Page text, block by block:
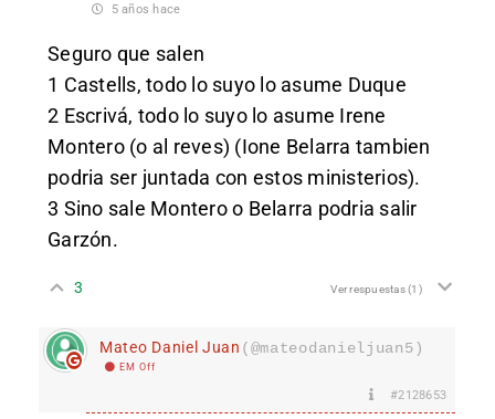
5 años hace
Seguro que salen
1 Castells, todo lo suyo lo asume Duque
2 Escrivá, todo lo suyo lo asume Irene
Montero (o al reves) (Ione Belarra tambien
podria ser juntada con estos ministerios).
3 Sino sale Montero o Belarra podria salir
Garzón.
3 Ver respuestas(1)
Mateo Daniel Juan (@mateodanieljuan5)
EM Off
#2128653